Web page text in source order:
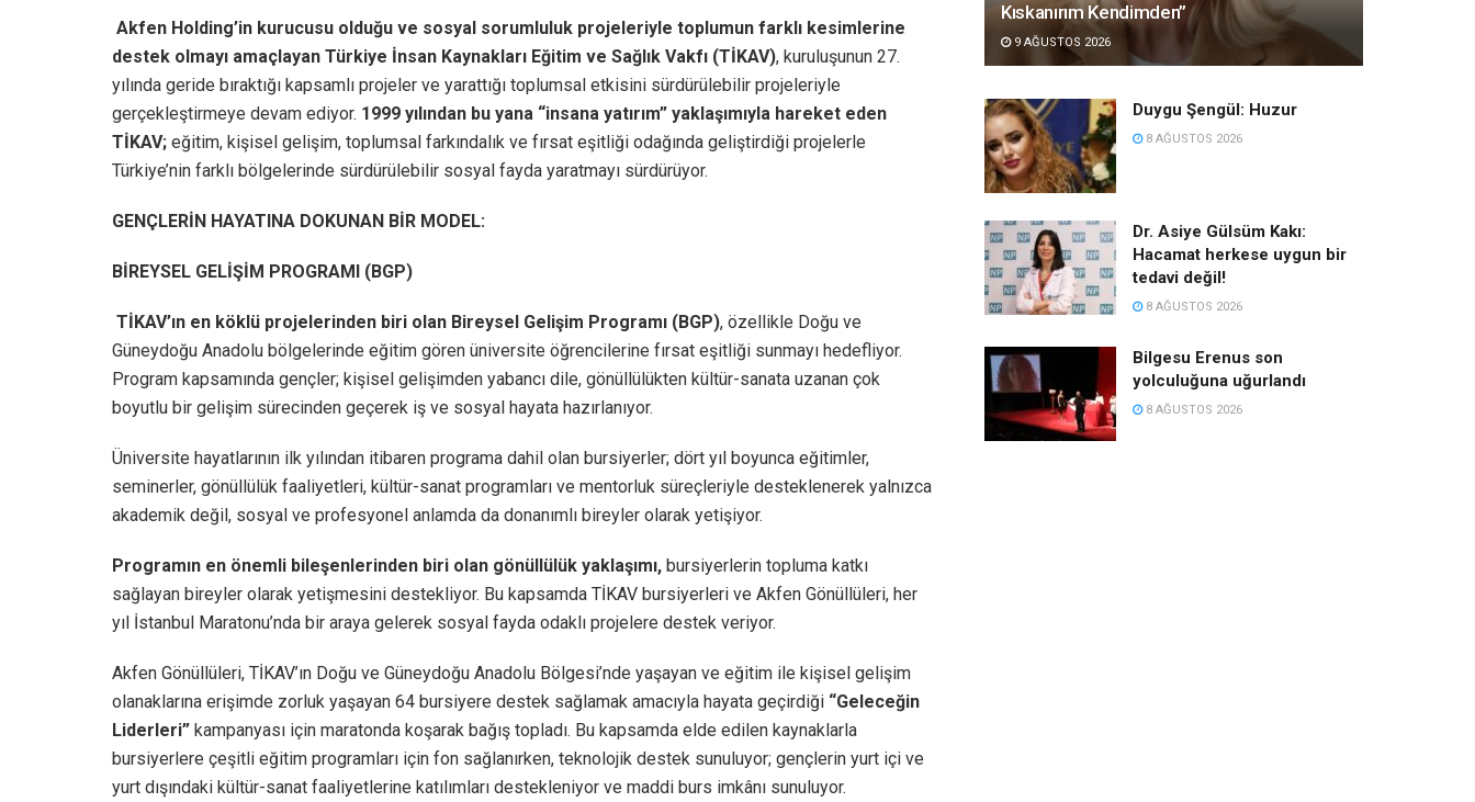
Akfen Holding’in kurucusu olduğu ve sosyal sorumluluk projeleriyle toplumun farklı kesimlerine
destek olmayı amaçlayan Türkiye İnsan Kaynakları Eğitim ve Sağlık Vakfı (TİKAV), kuruluşunun 27.
yılında geride bıraktığı kapsamlı projeler ve yarattığı toplumsal etkisini sürdürülebilir projeleriyle
gerçekleştirmeye devam ediyor. 1999 yılından bu yana “insana yatırım” yaklaşımıyla hareket eden
TİKAV; eğitim, kişisel gelişim, toplumsal farkındalık ve fırsat eşitliği odağında geliştirdiği projelerle
Türkiye’nin farklı bölgelerinde sürdürülebilir sosyal fayda yaratmayı sürdürüyor.
GENÇLERİN HAYATINA DOKUNAN BİR MODEL:
BİREYSEL GELİŞİM PROGRAMI (BGP)
TİKAV’ın en köklü projelerinden biri olan Bireysel Gelişim Programı (BGP), özellikle Doğu ve
Güneydoğu Anadolu bölgelerinde eğitim gören üniversite öğrencilerine fırsat eşitliği sunmayı hedefliyor.
Program kapsamında gençler; kişisel gelişimden yabancı dile, gönüllülükten kültür-sanata uzanan çok
boyutlu bir gelişim sürecinden geçerek iş ve sosyal hayata hazırlanıyor.
Üniversite hayatlarının ilk yılından itibaren programa dahil olan bursiyerler; dört yıl boyunca eğitimler,
seminerler, gönüllülük faaliyetleri, kültür-sanat programları ve mentorluk süreçleriyle desteklenerek yalnızca
akademik değil, sosyal ve profesyonel anlamda da donanımlı bireyler olarak yetişiyor.
Programın en önemli bileşenlerinden biri olan gönüllülük yaklaşımı, bursiyerlerin topluma katkı
sağlayan bireyler olarak yetişmesini destekliyor. Bu kapsamda TİKAV bursiyerleri ve Akfen Gönüllüleri, her
yıl İstanbul Maratonu’nda bir araya gelerek sosyal fayda odaklı projelere destek veriyor.
Akfen Gönüllüleri, TİKAV’ın Doğu ve Güneydoğu Anadolu Bölgesi’nde yaşayan ve eğitim ile kişisel gelişim
olanaklarına erişimde zorluk yaşayan 64 bursiyere destek sağlamak amacıyla hayata geçirdiği “Geleceğin
Liderleri” kampanyası için maratonda koşarak bağış topladı. Bu kapsamda elde edilen kaynaklarla
bursiyerlere çeşitli eğitim programları için fon sağlanırken, teknolojik destek sunuluyor; gençlerin yurt içi ve
yurt dışındaki kültür-sanat faaliyetlerine katılımları destekleniyor ve maddi burs imkânı sunuluyor.
Kıskanırım Kendimden”
9 AĞUSTOS 2026
Duygu Şengül: Huzur
8 AĞUSTOS 2026
Dr. Asiye Gülsüm Kakı:
Hacamat herkese uygun bir
tedavi değil!
8 AĞUSTOS 2026
Bilgesu Erenus son
yolculuğuna uğurlandı
8 AĞUSTOS 2026